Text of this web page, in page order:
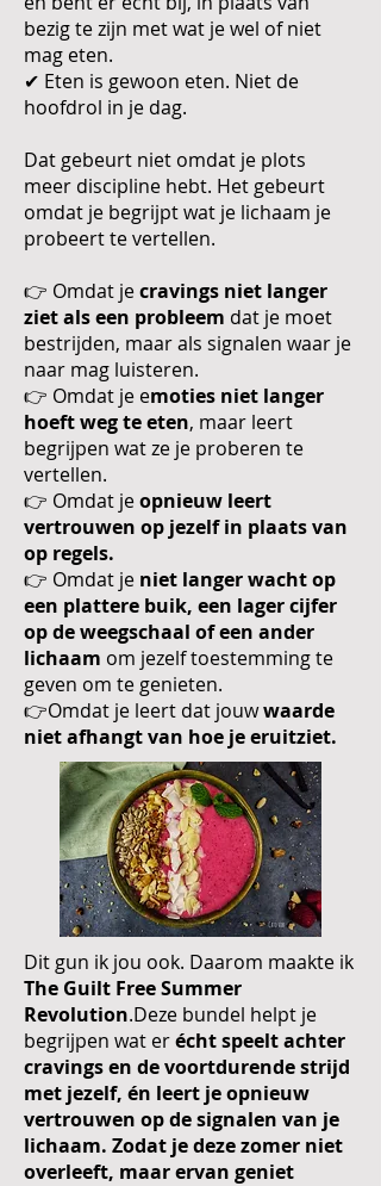
bezig te zijn met wat je wel of niet
mag eten.
✔ Eten is gewoon eten. Niet de
hoofdrol in je dag.
Dat gebeurt niet omdat je plots
meer discipline hebt. Het gebeurt
omdat je begrijpt wat je lichaam je
probeert te vertellen.
👉 Omdat jecravings niet langer
ziet als een probleem dat je moet
bestrijden, maar als signalen waar je
naar mag luisteren.
👉 Omdat je emoties niet langer
hoeft weg te eten, maar leert
begrijpen wat ze je proberen te
vertellen.
👉 Omdat jeopnieuw leert
vertrouwen op jezelf in plaats van
op regels.
👉 Omdat je niet langer wacht op
een plattere buik, een lager cijfer
op de weegschaal of een ander
lichaam om jezelf toestemming te
geven om te genieten.
👉Omdat je leert dat jouwwaarde
niet afhangt van hoe je eruitziet.
Dit gun ik jou ook. Daarom maakte ik
The Guilt Free Summer
Revolution.Deze bundel helpt je
begrijpen wat erécht speelt achter
cravings en de voortdurende strijd
met jezelf, én leert je opnieuw
vertrouwen op de signalen van je
lichaam. Zodat je deze zomer niet
overleeft, maar ervan geniet